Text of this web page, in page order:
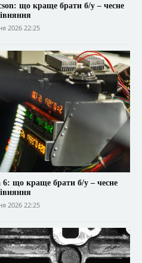
що краще брати б/у – чесне
2026 22:25
що краще брати б/у – чесне
2026 22:25